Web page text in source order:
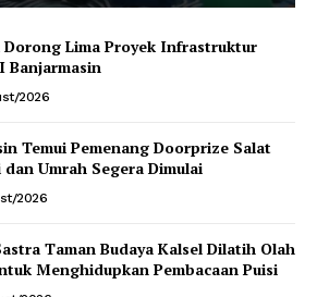
Dorong Lima Proyek Infrastruktur
Banjarmasin
2026
Temui Pemenang Doorprize Salat
Umrah Segera Dimulai
2026
Taman Budaya Kalsel Dilatih Olah
Menghidupkan Pembacaan Puisi